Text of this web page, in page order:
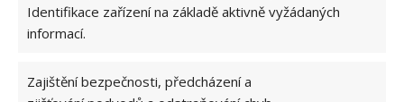
Identifikace zařízení na základě aktivně vyžádaných
informací.
Zajištění bezpečnosti, předcházení a
Krémový nábytek, strop s květinovým vzorem a